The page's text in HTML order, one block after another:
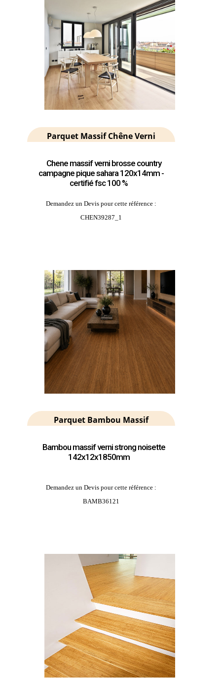
Parquet Massif Chêne Verni
Chene massif verni brosse country
campagne pique sahara 120x14mm -
certifié fsc 100 %
Demandez un Devis pour cette référence :
CHEN39287_1
Parquet Bambou Massif
Bambou massif verni strong noisette
142x12x1850mm
Demandez un Devis pour cette référence :
BAMB36121